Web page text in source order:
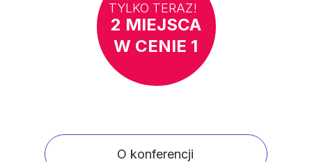
2 MIEJSCA
W CENIE 1
TYLKO TERAZ!
O konferencji